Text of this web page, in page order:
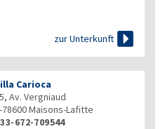
zur Unterkunft 
Carioca
Av. Vergniaud
78600Maisons-Lafitte
672-709544